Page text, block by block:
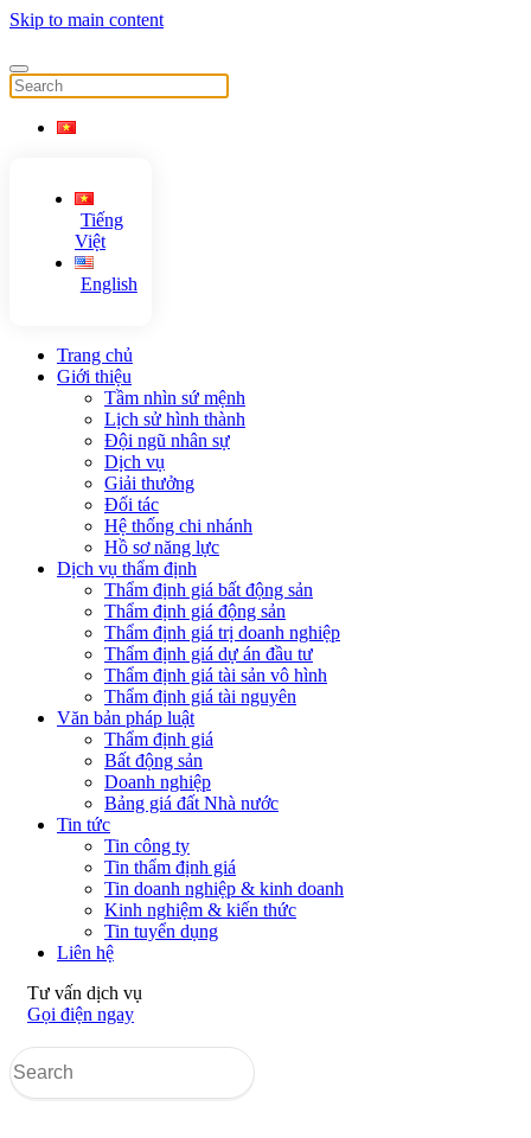
Skip to main content
Tiếng
Việt
English
Trang chủ
Giới thiệu
Tầm nhìn sứ mệnh
Lịch sử hình thành
Đội ngũ nhân sự
Dịch vụ
Giải thưởng
Đối tác
Hệ thống chi nhánh
Hồ sơ năng lực
Dịch vụ thẩm định
Thẩm định giá bất động sản
Thẩm định giá động sản
Thẩm định giá trị doanh nghiệp
Thẩm định giá dự án đầu tư
Thẩm định giá tài sản vô hình
Thẩm định giá tài nguyên
Văn bản pháp luật
Thẩm định giá
Bất động sản
Doanh nghiệp
Bảng giá đất Nhà nước
Tin tức
Tin công ty
Tin thẩm định giá
Tin doanh nghiệp & kinh doanh
Kinh nghiệm & kiến thức
Tin tuyển dụng
Liên hệ
Tư vấn dịch vụ
Gọi điện ngay